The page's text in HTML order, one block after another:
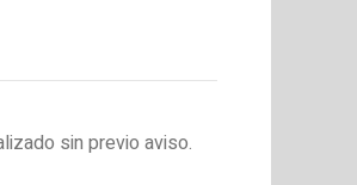
sin previo aviso.